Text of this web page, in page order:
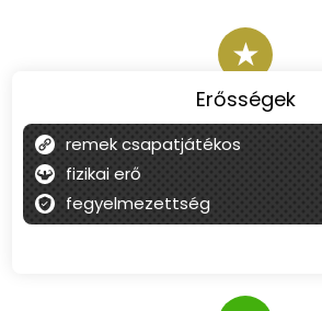
★
Erősségek
remek csapatjátékos
fizikai erő
fegyelmezettség